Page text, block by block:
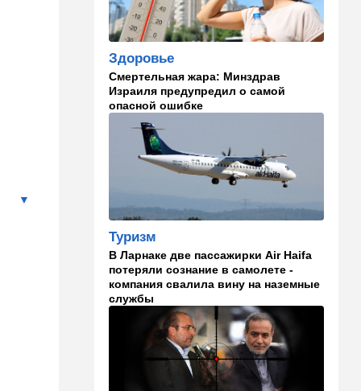
09:01 В мире
Скандальная публикация
WP: один вопрос Трампа
поставил Хегсета в крайне
неудобное положение
Точка вкуса
Средиземноморская диета
оказалась полезна не только
для сердца
01:03 Израиль
Погода в Израиле на
четверг, 6 августа: в
некоторых районах
температура понизится
23:57 Мнения
Война на износ
Новости Украины
Квартиры, ремонт и
Mercedes: экс-посла
Здоровье
Смертельная жара: Минздрав
Израиля предупредил о самой
опасной ошибке
Туризм
В Ларнаке две пассажирки Air Haifa
потеряли сознание в самолете -
компания свалила вину на наземные
службы